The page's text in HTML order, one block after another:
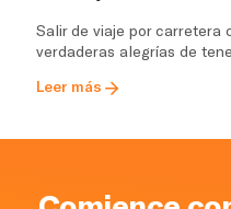
Salir de viaje por carretera
verdaderas alegrías de
Leer más